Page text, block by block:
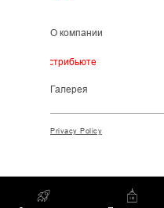
Privacy Policy
О компании
Галерея
Дистрибьютеры